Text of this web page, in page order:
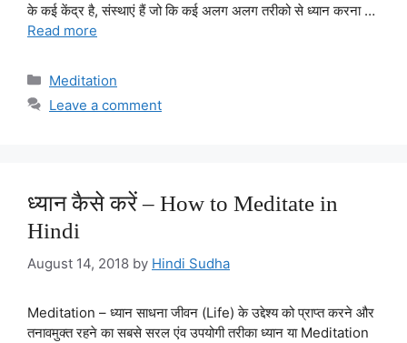
के कई केंद्र है, संस्थाएं हैं जो कि कई अलग अलग तरीको से ध्यान करना …
Read more
Categories
Meditation
Leave a comment
ध्यान कैसे करें – How to Meditate in
Hindi
August 14, 2018 by Hindi Sudha
Meditation – ध्यान साधना जीवन (Life) के उद्देश्य को प्राप्त करने और
तनावमुक्त रहने का सबसे सरल एंव उपयोगी तरीका ध्यान या Meditation